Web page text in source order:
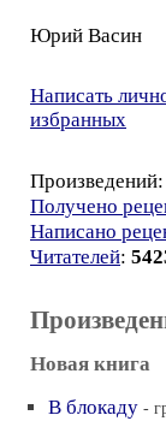
Юрий Васин
Написать
избранных
Произведений:
Получено
Написано
Читателей:
Новая книга
В блокаду -